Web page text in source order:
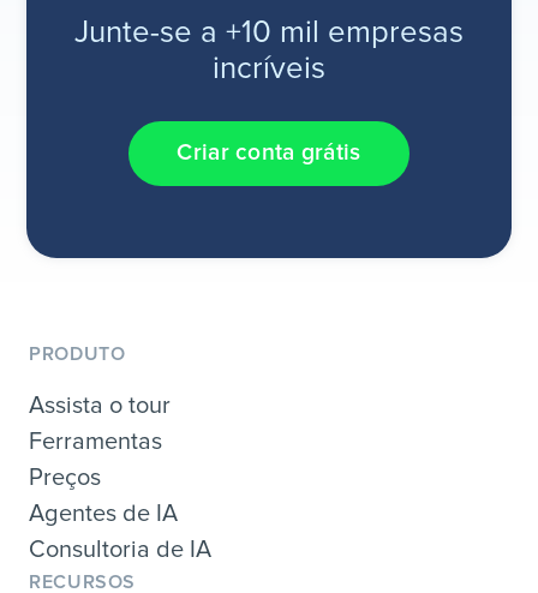
Junte-se a +10 mil empresas
incríveis
Criar conta grátis
PRODUTO
Assista o tour
Ferramentas
Preços
Agentes de IA
Consultoria de IA
RECURSOS